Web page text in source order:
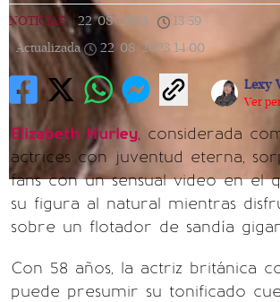
NOTICIAS | 22/08/2023 13:59
Actualizada
22/08/2023 14:00
Lexy
Ver
Elizabeth Hurley, considerada
actrices con juventud eterna,
fans con un sensual video en el
su figura al natural mientras
sobre un flotador de sandía
Con 58 años, la actriz británica
puede presumir su tonificado